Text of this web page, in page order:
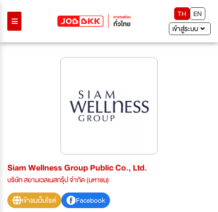
TH
EN
เข้าสู่ระบบ
Siam Wellness Group Public Co., Ltd.
บริษัท สยามเวลเนสกรุ๊ป จำกัด (มหาชน)
เข้าชมเว็บไซต์
Facebook